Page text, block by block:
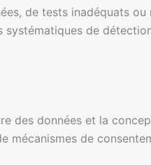
de tests inadéquats
de
des données et la
mécanismes de